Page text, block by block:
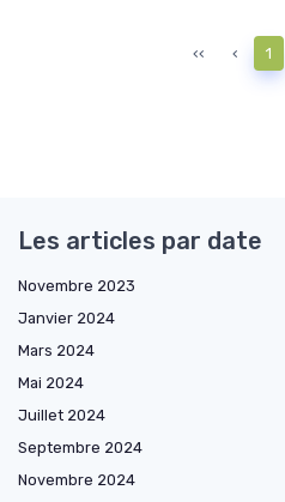
‹‹ ‹ 1
Les articles par date
Novembre 2023
Janvier 2024
Mars 2024
Mai 2024
Juillet 2024
Septembre 2024
Novembre 2024